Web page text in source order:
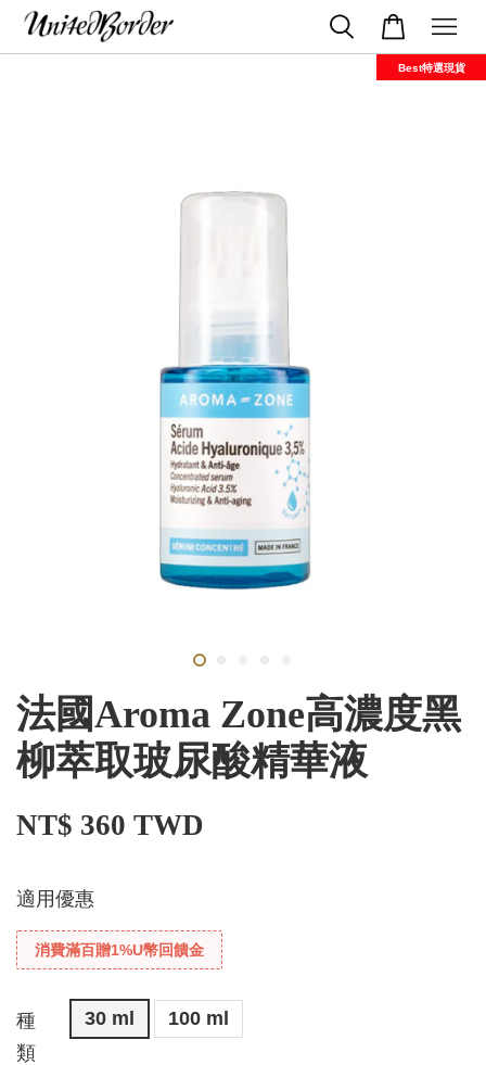
Best特選現貨
法國Aroma Zone高濃度黑
柳萃取玻尿酸精華液
NT$ 360 TWD
適用優惠
消費滿百贈1%U幣回饋金
種
類
30 ml 100 ml